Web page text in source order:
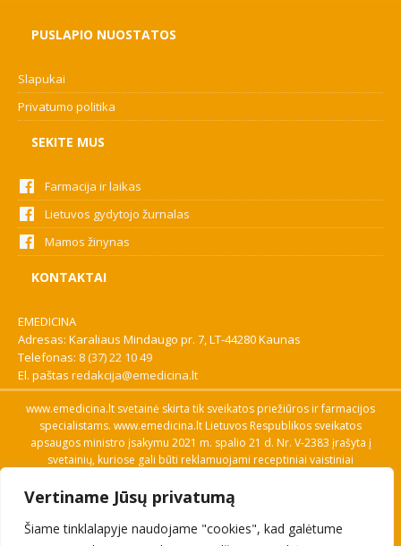
Vertiname Jūsų privatumą
Šiame tinklalapyje naudojame "cookies", kad galėtume
PUSLAPIO NUOSTATOS
Slapukai
Privatumo politika
SEKITE MUS
Farmacija ir laikas
Lietuvos gydytojo žurnalas
Mamos žinynas
KONTAKTAI
EMEDICINA
Adresas: Karaliaus Mindaugo pr. 7, LT-44280 Kaunas
Telefonas: 8 (37) 22 10 49
El. paštas redakcija@emedicina.lt
www.emedicina.lt svetainė skirta tik sveikatos priežiūros ir farmacijos
specialistams. www.emedicina.lt Lietuvos Respublikos sveikatos
apsaugos ministro įsakymu 2021 m. spalio 21 d. Nr. V-2383 įrašyta į
svetainių, kuriose gali būti reklamuojami receptiniai vaistiniai
savo profesinę kvalifikaciją. Naudingos nuorodos: Vaistų ir medicinos
pagalbos priemonių kainų paieška, VVKT tinklalapis, Sveikatos
priežiūros ar farmacijos specialisto pranešimo apie įtariamą